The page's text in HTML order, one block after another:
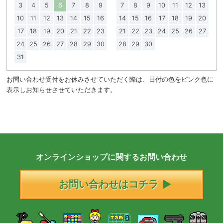
3
4 5 6 7 8
9
10
11 12 13 14 15
16
17
18 19 20 21 22
23
24
25 26 27 28 29
30
31
7
8 9 10 11 12
13
14
15 16 17 18 19
20
21
22 23 24 25 26
27
28
29 30
お問い合わせ受付をお休みさせていただく際は、日付の色をピンク色に
表示しお知らせさせていただきます。
オンラインショップに関するお問い合わせ
お問い合わせはコチラ